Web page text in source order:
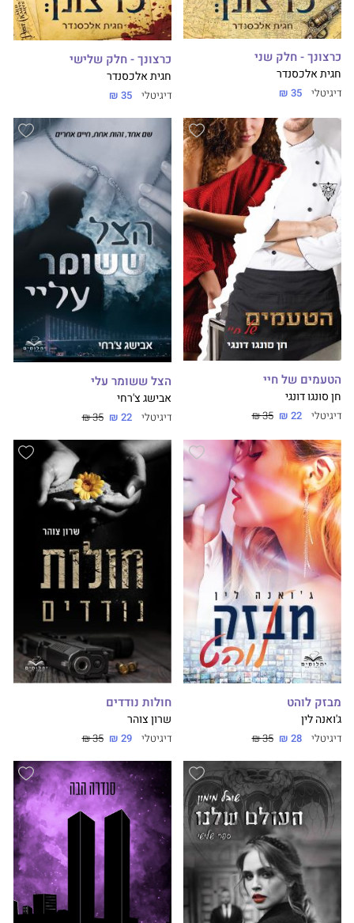
כרצונך - חלק שני
חגית אלכסנדר
דיגיטלי 35 ₪
כרצונך - חלק שלישי
חגית אלכסנדר
דיגיטלי 35 ₪
הטעמים של חיי
חן סונגו דונגי
דיגיטלי 22 ₪
35 ₪
הצל ששומר עלי
אבישג צ'רחי
דיגיטלי 22 ₪
35 ₪
מבזק לוהט
ג'ואנה לין
דיגיטלי 28 ₪
35 ₪
חולות נודדים
שרון צוהר
דיגיטלי 29 ₪
35 ₪